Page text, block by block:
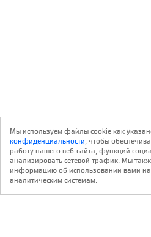
с 20 июля
Мы используем файлы cookie как
конфиденциальности, чтобы
работу нашего веб-сайта, функций
анализировать сетевой трафик. Мы
информацию об использовании вами
аналитическим системам.